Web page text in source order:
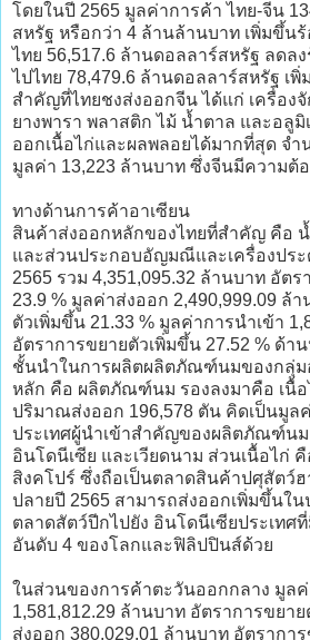
โดยในปี 2565 มูลค่าการค้า ไทย-จีน
สหรัฐ หรือกว่า 4 ล้านล้านบาท เพิ่มขึ้น
ไทย 56,517.6 ล้านดอลลาร์สหรัฐ ลดล
ไปไทย 78,479.6 ล้านดอลลาร์สหรัฐ เ
สำคัญที่ไทยชงส่งออกจีน ได้แก่ เครื่อง
ยางพารา พลาสติก ไม้ น้ำตาล และอลู
ออกเนื้อไก่และผลพลอยได้มากที่สุด จำ
มูลค่า 13,223 ล้านบาท ซึ่งจีนมีความต้
ทางด้านการค้าอาเซียน
สินค้าส่งออกหลักของไทยที่สำคัญ คือ
และส่วนประกอบอัญมณีและเครื่องปร
2565 รวม 4,351,095.32 ล้านบาท อัต
23.9 % มูลค่าส่งออก 2,490,999.09 ล้
ตัวเพิ่มขึ้น 21.33 % มูลค่าการนำเข้า
อัตราการขยายตัวเพิ่มขึ้น 27.52 % ด้า
ชั้นนำในการผลิตผลิตภัณฑ์นมของกลุ่ม
หลัก คือ ผลิตภัณฑ์นม รองลงมาคือ เนื้
ปริมาณส่งออก 196,578 ตัน คิดเป็นมูล
ประเทศผู้นำเข้าสำคัญของผลิตภัณฑ์นม
อินโดนีเซีย และเวียดนาม ส่วนเนื้อไก่ คื
สิงคโปร์ ซึ่งถือเป็นตลาดสินค้าปศุสัตว์
ปลายปี 2565 สามารถส่งออกเพิ่มขึ้นใน
ตลาดสัตว์ปีกไปยัง อินโดนีเซียประเทศ
อันดับ 4 ของโลกและฟิลิปปินส์ด้วย
ในส่วนของการค้าตะวันออกกลาง มูล
1,581,812.29 ล้านบาท อัตราการขยา
ส่งออก 380,029.01 ล้านบาท อัตรากา